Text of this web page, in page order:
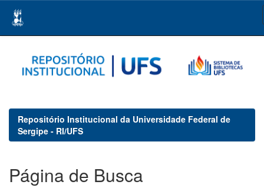
navigation
Repositório Institucional da Universidade Federal de
Sergipe - RI/UFS
Página de Busca